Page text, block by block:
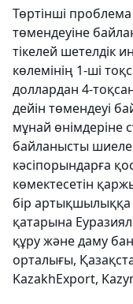
Төртінші проблема
төмендеуіне
тікелей шетелдік
көлемінің 1-ші
доллардан 4-
дейін төмендеуі
мұнай өнімдеріне
байланысты
кәсіпорындарға
көмектесетін
бір артықшылыққа
қатарына
құру және даму
орталығы,
KazakhExport,